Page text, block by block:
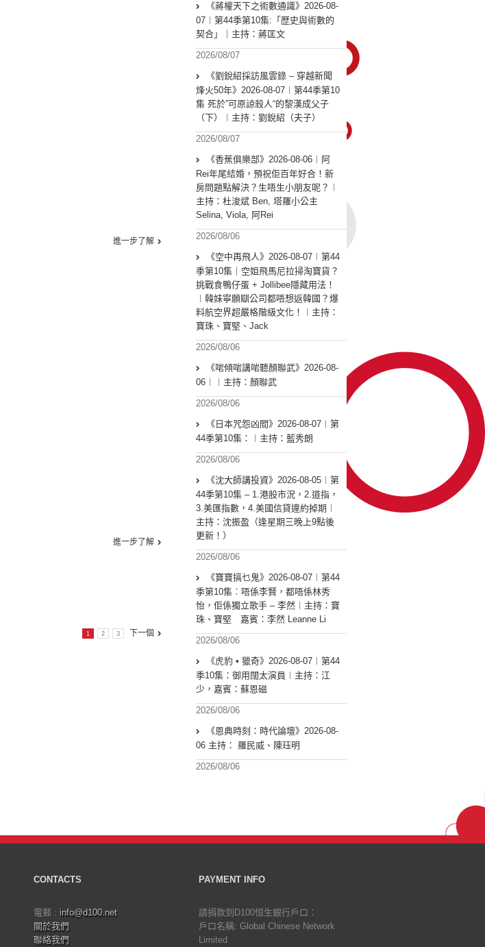
進一步了解
進一步了解
1 2 3 下一個
《蔣權天下之術數通識》2026-08-
07︱第44季第10集:「歴史與術數的
契合」｜主持：蔣匡文
2026/08/07
《劉銳紹採訪風雲錄 – 穿越新聞
烽火50年》2026-08-07︱第44季第10
集 死於”可原諒殺人“的黎漢成父子
（下）︱主持：劉銳紹（夫子）
2026/08/07
《香蕉俱樂部》2026-08-06︱阿
Rei年尾結婚，預祝佢百年好合！新
房問題點解決？生唔生小朋友呢？︱
主持：杜浚斌 Ben, 塔羅小公主
Selina, Viola, 阿Rei
2026/08/06
《空中再飛人》2026-08-07︱第44
季第10集｜空姐飛馬尼拉掃淘寶貨？
挑戰食鴨仔蛋 + Jollibee隱藏用法！
︱韓妹寧願瞓公司都唔想返韓國？爆
料航空界超嚴格階級文化！︱主持：
寶珠、寶堅、Jack
2026/08/06
《啱傾啱講啱聽顏聯武》2026-08-
06︱︱主持：顏聯武
2026/08/06
《日本咒怨凶間》2026-08-07︱第
44季第10集：︱主持：藍秀朗
2026/08/06
《沈大師講投資》2026-08-05︱第
44季第10集 – 1.港股市況，2.道指，
3.美匯指數，4.美國信貸違約掉期︱
主持：沈振盈（逢星期三晚上9點後
更新！）
2026/08/06
《寶寶搞乜鬼》2026-08-07︱第44
季第10集︰唔係李賢，都唔係林秀
怡，佢係獨立歌手 – 李然︱主持：寶
珠、寶堅 嘉賓：李然 Leanne Li
2026/08/06
《虎豹 • 獵奇》2026-08-07︱第44
季10集：御用闊太演員︱主持：江
少，嘉賓：蘇恩磁
2026/08/06
《恩典時刻：時代論壇》2026-08-
06 主持： 羅民威、陳珏明
2026/08/06
CONTACTS
電郵 : info@d100.net
關於我們
聯絡我們
PAYMENT INFO
請捐款到D100恒生銀行戶口：
戶口名稱: Global Chinese Network
Limited